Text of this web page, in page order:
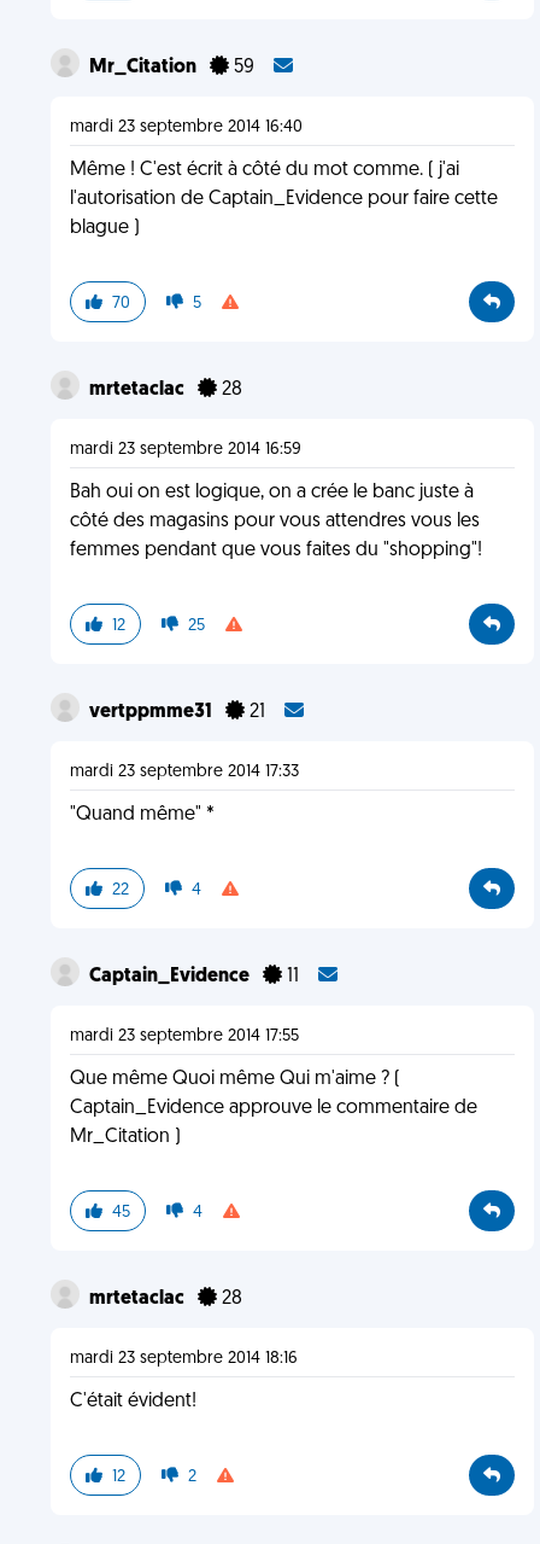
Mr_Citation 59
mardi 23 septembre 2014 16:40
Même ! C'est écrit à côté du mot comme. ( j'ai
l'autorisation de Captain_Evidence pour faire cette
blague )
70 5
mrtetaclac 28
mardi 23 septembre 2014 16:59
Bah oui on est logique, on a crée le banc juste à
côté des magasins pour vous attendres vous les
femmes pendant que vous faites du "shopping"!
12 25
vertppmme31 21
mardi 23 septembre 2014 17:33
"Quand même" *
22 4
Captain_Evidence 11
mardi 23 septembre 2014 17:55
Que même Quoi même Qui m'aime ? (
Captain_Evidence approuve le commentaire de
Mr_Citation )
45 4
mrtetaclac 28
mardi 23 septembre 2014 18:16
C'était évident!
12 2